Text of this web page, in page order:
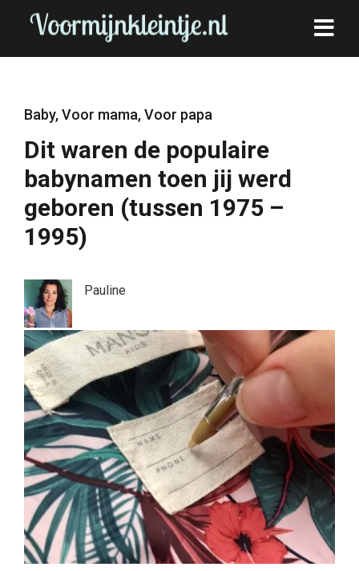
Baby,Voor mama,Voor papa
Dit waren de populaire
babynamen toen jij werd
geboren (tussen 1975 –
1995)
Pauline